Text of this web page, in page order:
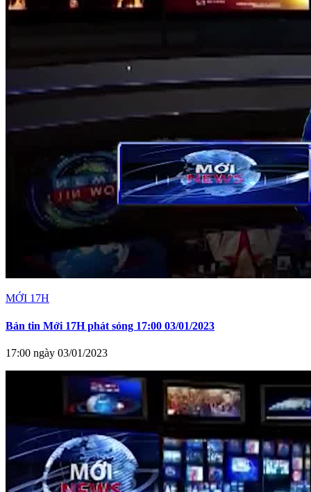
MỚI 17H
Bản tin Mới 17H phát sóng 17:00 03/01/2023
17:00 ngày 03/01/2023